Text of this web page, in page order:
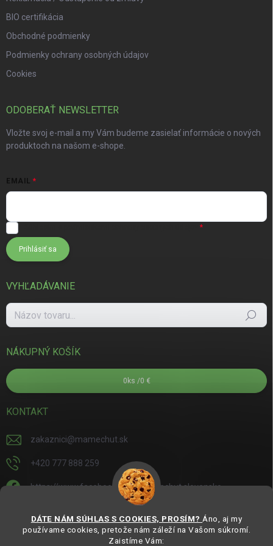
DÁTE NÁM SÚHLAS S COOKIES, PROSÍM? Áno, aj my
používame cookies, pretože nám záleží na Vašom súkromí.
Zaistíme Vám:
BIO certifikácia
Obchodné podmienky
Podmienky ochrany osobných údajov
Cookies
ODOBERAŤ NEWSLETTER
Vložte svoj e-mail a my Vám budeme zasielať informácie o nových
produktoch na našom e-shope.
EMAIL
Prihlásiť sa
VYHĽADÁVANIE
Hľadať
NÁKUPNÝ KOŠÍK
0 ks /0 €
KONTAKT
zakaznici@mamechut.sk
+420 777 888 259
https://www.facebook.com/mamechut.slovensko
https://www.youtube.com/@mamechutczsk